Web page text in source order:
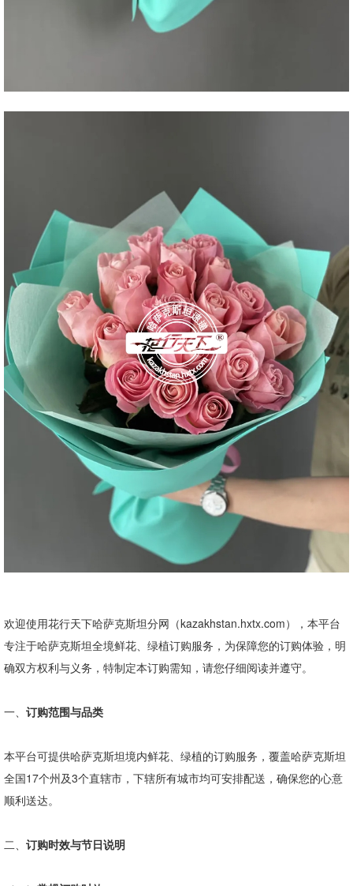
欢迎使用花行天下哈萨克斯坦分网（kazakhstan.hxtx.com），本平台
专注于哈萨克斯坦全境鲜花、绿植订购服务，为保障您的订购体验，明
确双方权利与义务，特制定本订购需知，请您仔细阅读并遵守。
一、 订购范围与品类
本平台可提供哈萨克斯坦境内鲜花、绿植的订购服务，覆盖哈萨克斯坦
全国17个州及3个直辖市，下辖所有城市均可安排配送，确保您的心意
顺利送达。
二、 订购时效与节日说明